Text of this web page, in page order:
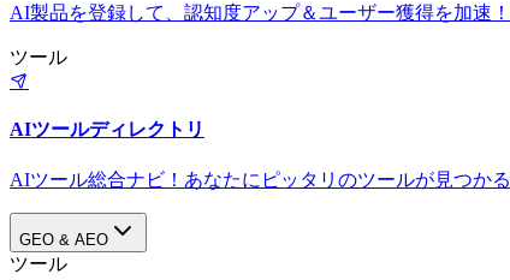
AI製品を登録して、認知度アップ＆ユーザー獲得を加速！
ツール
AIツールディレクトリ
AIツール総合ナビ！あなたにピッタリのツールが見つかる
GEO & AEO
ツール